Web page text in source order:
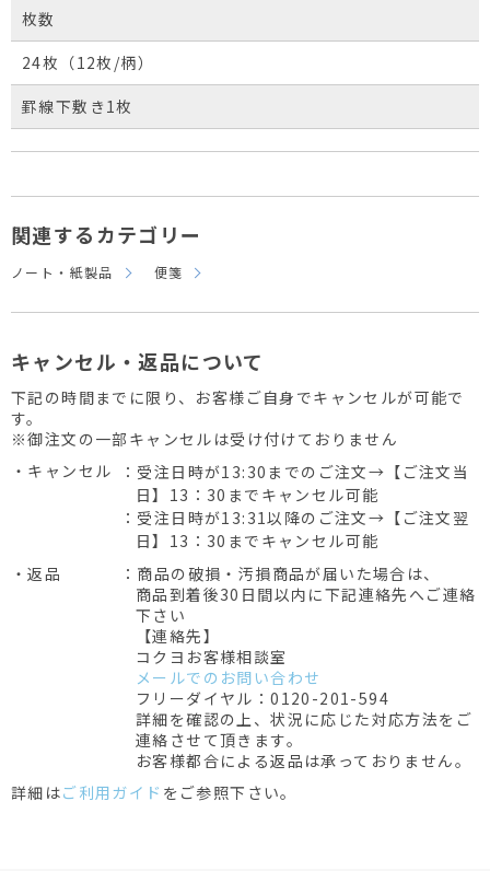
枚数
24枚（12枚/柄）
罫線下敷き1枚
関連するカテゴリー
ノート・紙製品 便箋
キャンセル・返品について
下記の時間までに限り、お客様ご自身でキャンセルが可能で
す。
※御注文の一部キャンセルは受け付けておりません
・キャンセル
：受注日時が13:30までのご注文→【ご注文当
日】13：30までキャンセル可能
：受注日時が13:31以降のご注文→【ご注文翌
日】13：30までキャンセル可能
・返品
：商品の破損・汚損商品が届いた場合は、
商品到着後30日間以内に下記連絡先へご連絡
下さい
【連絡先】
コクヨお客様相談室
メールでのお問い合わせ
フリーダイヤル：0120-201-594
詳細を確認の上、状況に応じた対応方法をご
連絡させて頂きます。
お客様都合による返品は承っておりません。
詳細はご利用ガイド をご参照下さい。